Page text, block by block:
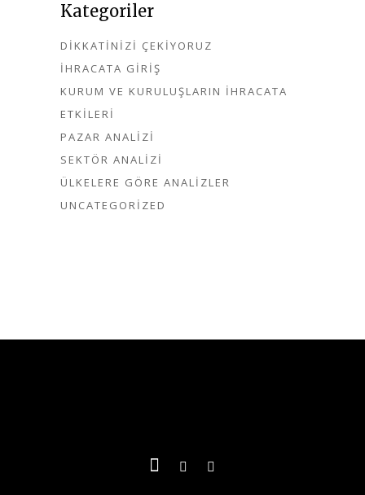
Kategoriler
DIKKATINIZI ÇEKIYORUZ
İHRACATA GIRIŞ
KURUM VE KURULUŞLARIN İHRACATA
ETKILERI
PAZAR ANALIZI
SEKTÖR ANALIZI
ÜLKELERE GÖRE ANALIZLER
UNCATEGORIZED